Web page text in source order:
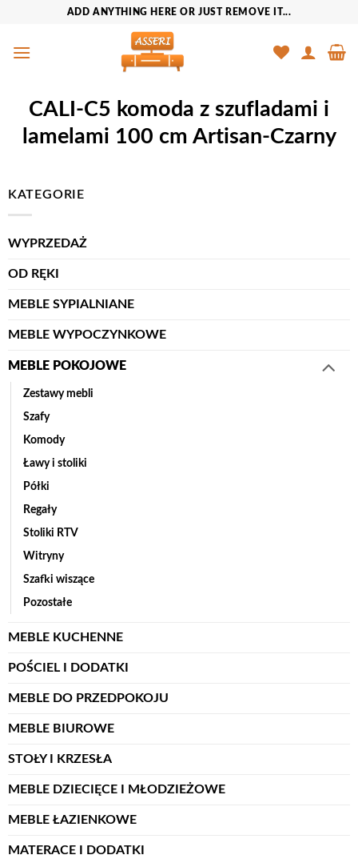
zawartości
ADD ANYTHING HERE OR JUST REMOVE IT...
CALI-C5 komoda z szufladami i
lamelami 100 cm Artisan-Czarny
KATEGORIE
WYPRZEDAŻ
OD RĘKI
MEBLE SYPIALNIANE
MEBLE WYPOCZYNKOWE
MEBLE POKOJOWE
Zestawy mebli
Szafy
Komody
Ławy i stoliki
Półki
Regały
Stoliki RTV
Witryny
Szafki wiszące
Pozostałe
MEBLE KUCHENNE
POŚCIEL I DODATKI
MEBLE DO PRZEDPOKOJU
MEBLE BIUROWE
STOŁY I KRZESŁA
MEBLE DZIECIĘCE I MŁODZIEŻOWE
MEBLE ŁAZIENKOWE
MATERACE I DODATKI